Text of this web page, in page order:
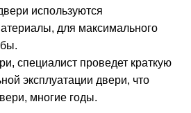
используются
для максимального
специалист проведет краткую
эксплуатации двери, что
многие годы.